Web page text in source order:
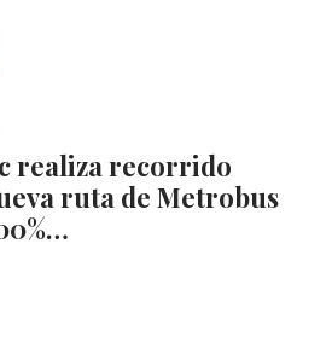
realiza recorrido
ruta de Metrobus